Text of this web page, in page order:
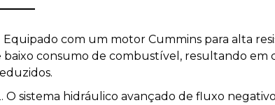
Equipado com um motor Cummins para alta
baixo consumo de combustível, resultando em
O sistema hidráulico avançado de fluxo